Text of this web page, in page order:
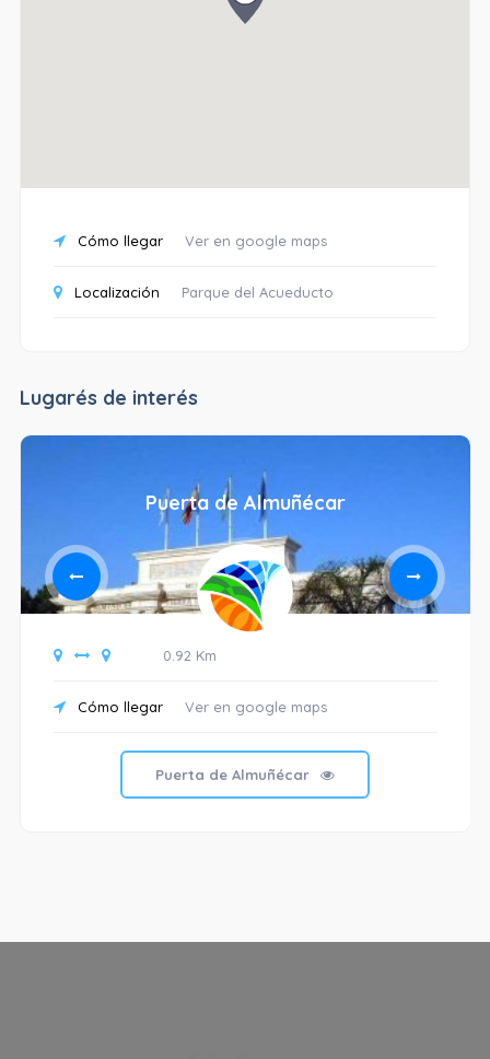
Cómo llegar Ver en google maps
Localización Parque del Acueducto
Lugarés de interés
Puerta de Almuñécar
0.92 Km
Cómo llegar Ver en google maps
Puerta de Almuñécar